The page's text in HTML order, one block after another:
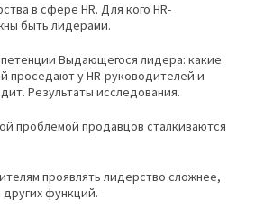
в сфере HR. Для кого HR-
быть лидерами.
Выдающегося лидера: какие
проседают у HR-руководителей и
Результаты исследования.
проблемой продавцов сталкиваются
проявлять лидерство сложнее,
функций.